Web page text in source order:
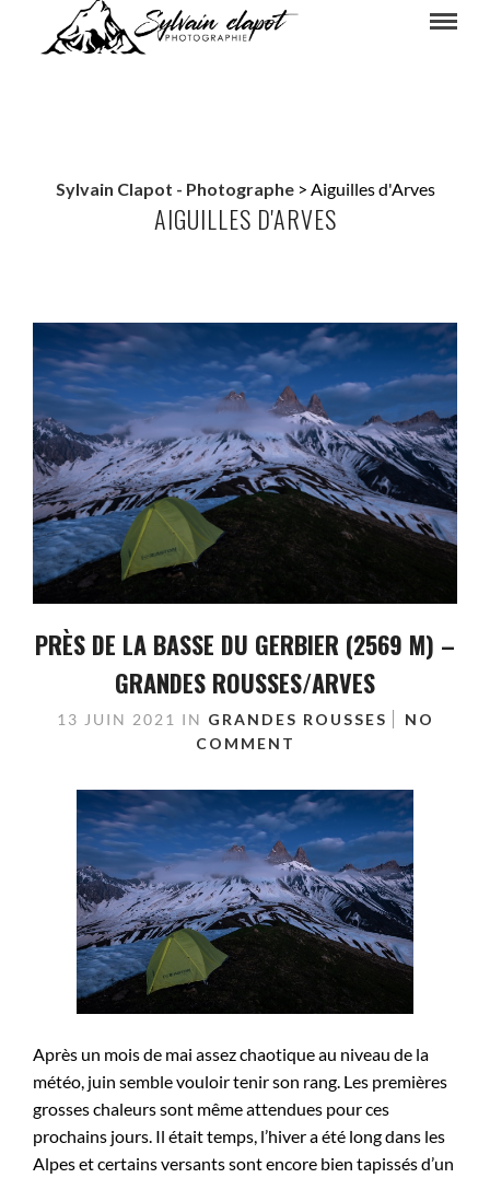
Sylvain Clapot - Photographe> Aiguilles d'Arves
AIGUILLES D'ARVES
PRÈS DE LA BASSE DU GERBIER (2569 M) –
GRANDES ROUSSES/ARVES
13 JUIN 2021 IN GRANDES ROUSSES
NO
COMMENT
Après un mois de mai assez chaotique au niveau de la
météo, juin semble vouloir tenir son rang. Les premières
grosses chaleurs sont même attendues pour ces
prochains jours. Il était temps, l’hiver a été long dans les
Alpes et certains versants sont encore bien tapissés d’un